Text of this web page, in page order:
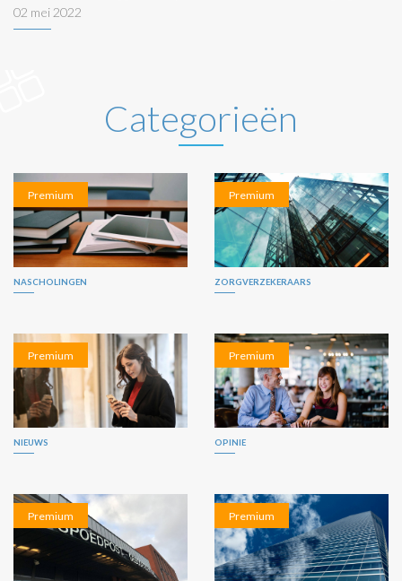
02 mei 2022
Categorieën
Premium
NASCHOLINGEN
Premium
ZORGVERZEKERAARS
Premium
NIEUWS
Premium
OPINIE
Premium Premium